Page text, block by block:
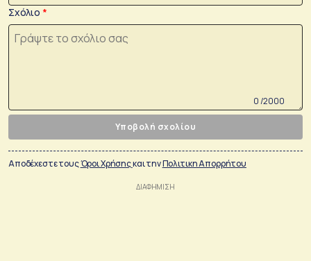
Σχόλιο
0 /2000
Υποβολή σχολίου
Αποδέχεστε τουςΌροι Χρήσηςκαι τηνΠολιτικη Απορρήτου